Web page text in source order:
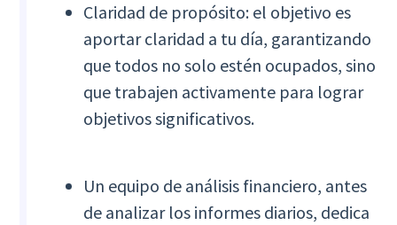
Claridad de propósito: el objetivo es
aportar claridad a tu día, garantizando
que todos no solo estén ocupados, sino
que trabajen activamente para lograr
objetivos significativos.
Un equipo de análisis financiero, antes
de analizar los informes diarios, dedica